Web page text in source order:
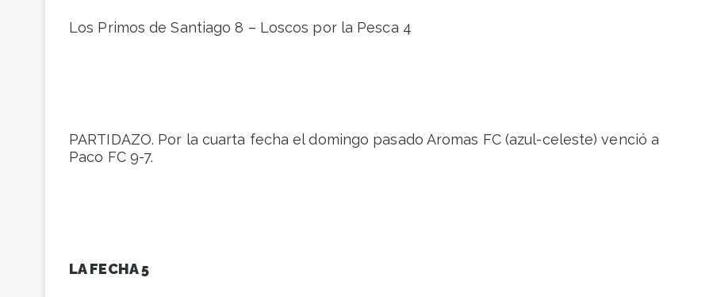
Los Primos de Santiago 8 – Loscos por la Pesca 4
PARTIDAZO. Por la cuarta fecha el domingo pasado Aromas FC (azul-celeste) venció a
Paco FC 9-7.
LA FECHA 5